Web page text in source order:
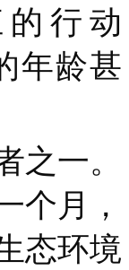
行动
年龄甚
之一。
个月，
态环境